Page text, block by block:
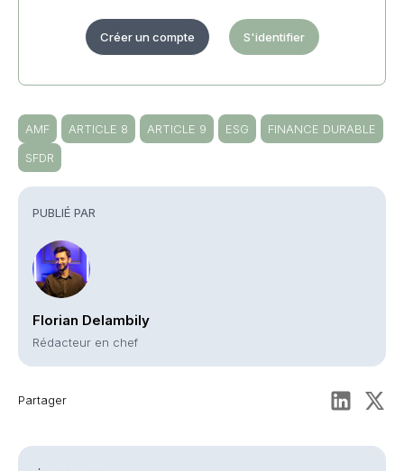
PUBLIÉ PAR
Florian Delambily
Rédacteur en chef
Partager
Créer un compte S'identifier
AMF ARTICLE 8 ARTICLE 9 ESG
FINANCE DURABLE
SFDR